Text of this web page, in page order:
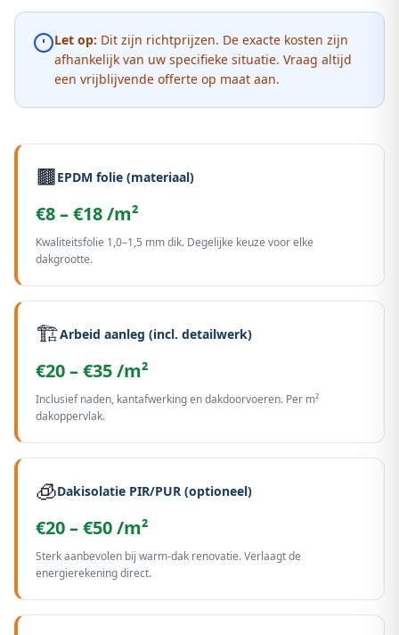
Let op: Dit zijn richtprijzen. De exacte kosten zijn
afhankelijk van uw specifieke situatie. Vraag altijd
een vrijblijvende offerte op maat aan.
🟫EPDM folie (materiaal)
€8 – €18 /m²
Kwaliteitsfolie 1,0–1,5 mm dik. Degelijke keuze voor elke
dakgrootte.
🏗️Arbeid aanleg (incl. detailwerk)
€20 – €35 /m²
Inclusief naden, kantafwerking en dakdoorvoeren. Per m²
dakoppervlak.
🧊Dakisolatie PIR/PUR (optioneel)
€20 – €50 /m²
Sterk aanbevolen bij warm-dak renovatie. Verlaagt de
energierekening direct.